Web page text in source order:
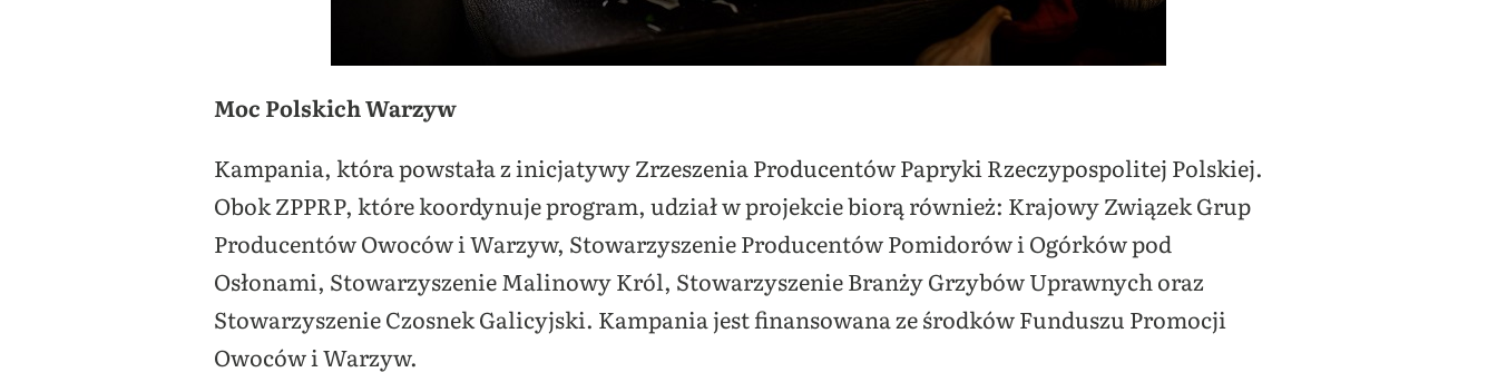
Moc Polskich Warzyw
Kampania, która powstała z inicjatywy Zrzeszenia Producentów Papryki Rzeczypospolitej Polskiej.
Obok ZPPRP, które koordynuje program, udział w projekcie biorą również: Krajowy Związek Grup
Producentów Owoców i Warzyw, Stowarzyszenie Producentów Pomidorów i Ogórków pod
Osłonami, Stowarzyszenie Malinowy Król, Stowarzyszenie Branży Grzybów Uprawnych oraz
Stowarzyszenie Czosnek Galicyjski. Kampania jest finansowana ze środków Funduszu Promocji
Owoców i Warzyw.